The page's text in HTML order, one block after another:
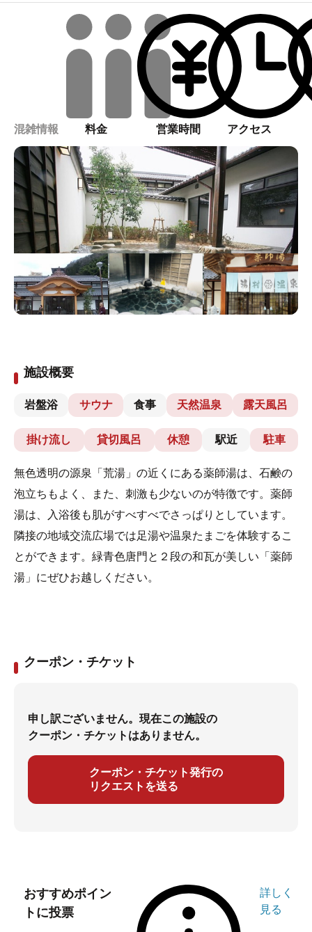
混雑情報 料金 営業時間 アクセス
施設概要
岩盤浴 サウナ 食事 天然温泉 露天風呂
掛け流し 貸切風呂 休憩 駅近 駐車
無色透明の源泉「荒湯」の近くにある薬師湯は、石鹸の
泡立ちもよく、また、刺激も少ないのが特徴です。薬師
湯は、入浴後も肌がすべすべでさっぱりとしています。
隣接の地域交流広場では足湯や温泉たまごを体験するこ
とができます。緑青色唐門と２段の和瓦が美しい「薬師
湯」にぜひお越しください。
クーポン・チケット
申し訳ございません。現在この施設の
クーポン・チケットはありません。
クーポン・チケット発行の
リクエストを送る
おすすめポイン
トに投票
詳しく
見る